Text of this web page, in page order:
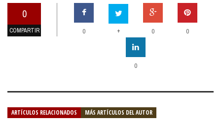
0
COMPARTIR 0 + 0 0
0
ARTÍCULOS RELACIONADOS MÁS ARTÍCULOS DEL AUTOR